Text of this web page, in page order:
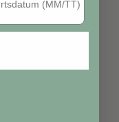
und
Die Anzeigen